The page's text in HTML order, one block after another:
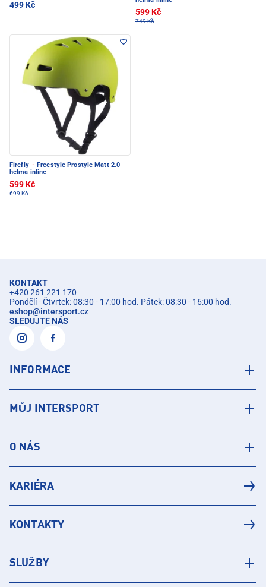
499 Kč
599 Kč
749 Kč
Firefly · Freestyle Prostyle Matt 2.0
helma inline
599 Kč
699 Kč
KONTAKT
+420 261 221 170
Pondělí - Čtvrtek: 08:30 - 17:00 hod. Pátek: 08:30 - 16:00 hod.
eshop@intersport.cz
SLEDUJTE NÁS
INFORMACE
MŮJ INTERSPORT
O NÁS
KARIÉRA
KONTAKTY
SLUŽBY